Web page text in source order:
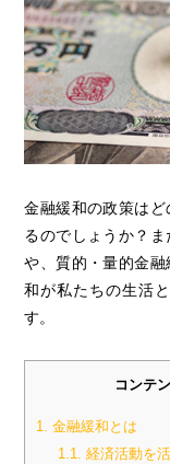
金融緩和の政策は
るのでしょうか？
や、質的・量的金
和が私たちの生活
す。
コンテ
1.
金融緩和とは
1.1.
経済活動を